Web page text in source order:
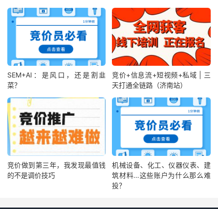
SEM+AI：是风口，还是割韭
菜？
竞价+信息流+短视频+私域 | 三
天打通全链路（济南站）
竞价做到第三年，我发现最值钱
的不是调价技巧
机械设备、化工、仪器仪表、建
筑材料...这些账户为什么那么难
投？